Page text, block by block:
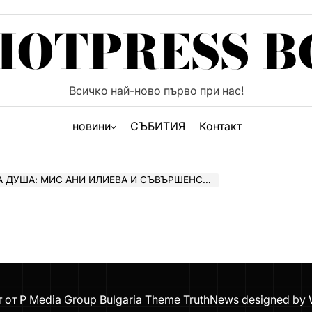
Всичко най-ново първо при нас!
новини СЪБИТИЯ Контакт
ИЛИЕВА И СЪВЪРШЕНСТВОТО, КОЕТО НЕ МОЖЕ ДА СЕ ИМИТИРА
от P Media Group Bulgaria Theme TruthNews designed by